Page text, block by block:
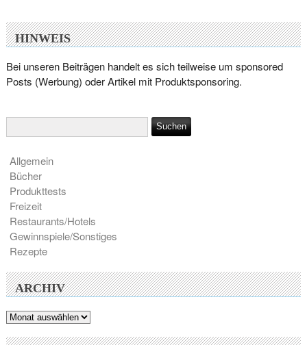
HINWEIS
Bei unseren Beiträgen handelt es sich teilweise um sponsored
Posts (Werbung) oder Artikel mit Produktsponsoring.
Allgemein
Bücher
Produkttests
Freizeit
Restaurants/Hotels
Gewinnspiele/Sonstiges
Rezepte
ARCHIV
Archiv